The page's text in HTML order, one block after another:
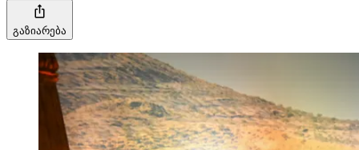
გაზიარება